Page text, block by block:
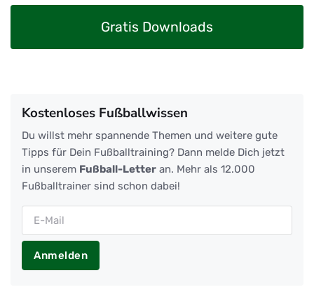
Gratis Downloads
Kostenloses Fußballwissen
Du willst mehr spannende Themen und weitere gute
Tipps für Dein Fußballtraining? Dann melde Dich jetzt
in unserem Fußball-Letter an. Mehr als 12.000
Fußballtrainer sind schon dabei!
Anmelden